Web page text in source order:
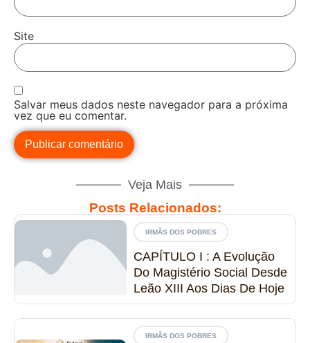
Site
Salvar meus dados neste navegador para a próxima
vez que eu comentar.
Veja Mais
Posts Relacionados:
IRMÃS DOS POBRES
CAPÍTULO I : A Evolução
Do Magistério Social Desde
Leão XIII Aos Dias De Hoje
IRMÃS DOS POBRES